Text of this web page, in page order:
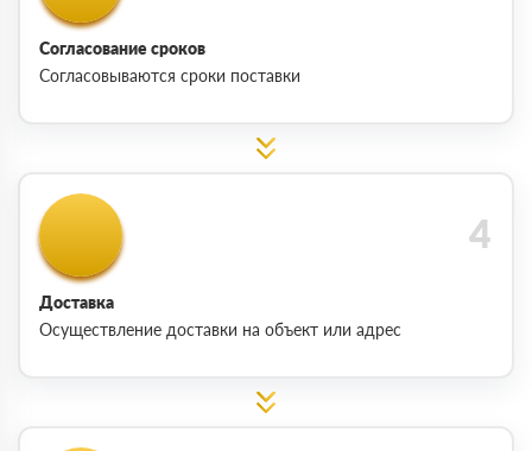
Согласование сроков
Согласовываются сроки поставки
Доставка
Осуществление доставки на объект или адрес